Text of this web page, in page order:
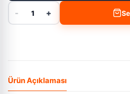
Ürün Açıklaması
- 1 +